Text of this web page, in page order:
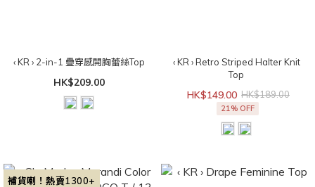
‹ KR › 2-in-1 疊穿感開胸蕾絲Top
HK$209.00
‹ KR › Retro Striped Halter Knit
Top
HK$149.00 HK$189.00
21% OFF
補貨喇！熱賣1300+